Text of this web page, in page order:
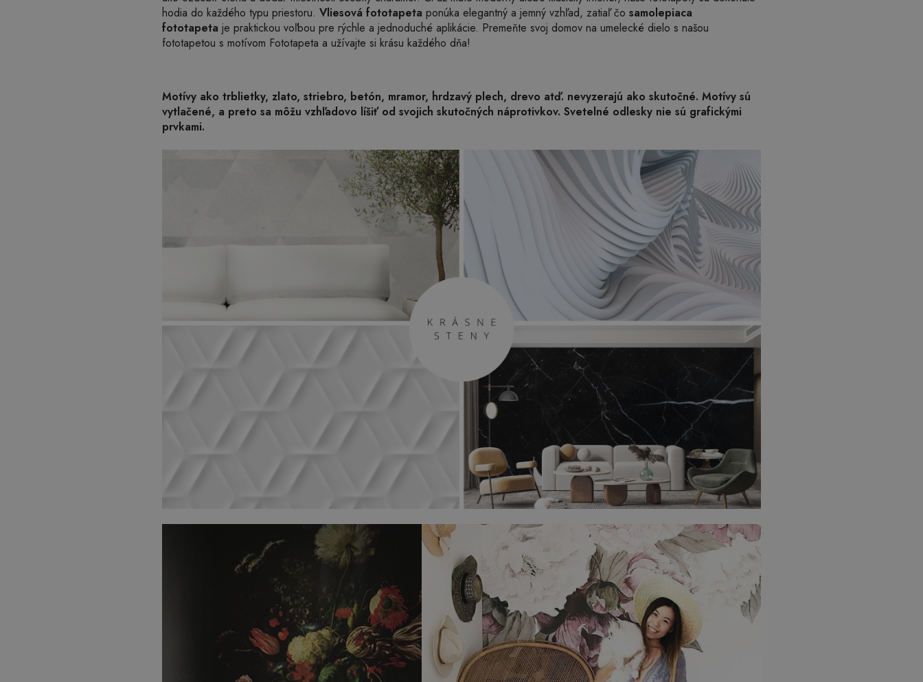
hodia do každého typu priestoru. Vliesová fototapeta ponúka elegantný a jemný vzhľad, zatiaľ čo samolepiaca
fototapeta je praktickou voľbou pre rýchle a jednoduché aplikácie. Premeňte svoj domov na umelecké dielo s našou
fototapetou s motívom Fototapeta a užívajte si krásu každého dňa!
Motívy ako trblietky, zlato, striebro, betón, mramor, hrdzavý plech, drevo atď. nevyzerajú ako skutočné. Motívy sú
vytlačené, a preto sa môžu vzhľadovo líšiť od svojich skutočných náprotivkov. Svetelné odlesky nie sú grafickými
prvkami.